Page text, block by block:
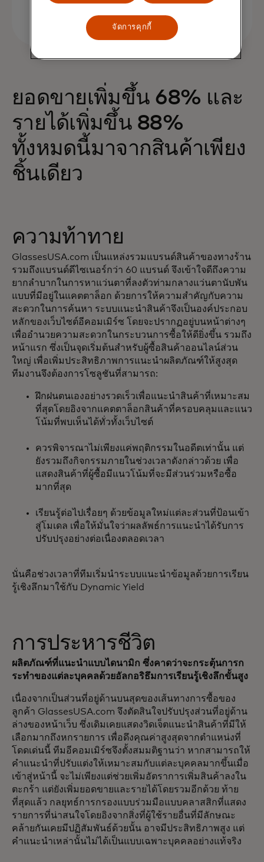
ยอดขายเพิ่มขึ้น 68% และ
รายได้เพิ่มขึ้น 88%
ทั้งหมดนี้มาจากสินค้าเพียง
ชิ้นเดียว
ความท้าทาย
GlassesUSA.com เป็นแหล่งรวมแบรนด์สินค้าของทางร้าน
รวมถึงแบรนด์ดีไซเนอร์กว่า 60 แบรนด์ จึงเข้าใจดีถึงความ
ยากลำบากในการหาแว่นตาที่ลงตัวท่ามกลางแว่นตานับพัน
แบบที่มีอยู่ในแคตตาล็อก ด้วยการให้ความสำคัญกับความ
สะดวกในการค้นหา ระบบแนะนำสินค้าจึงเป็นองค์ประกอบ
หลักของเว็บไซต์อีคอมเมิร์ซ โดยจะปรากฏอยู่บนหน้าต่างๆ
เพื่ออำนวยความสะดวกในกระบวนการซื้อให้ดียิ่งขึ้น รวมถึง
หน้าแรก ซึ่งเป็นจุดเริ่มต้นสำหรับผู้ซื้อสินค้าออนไลน์ส่วน
ใหญ่ เพื่อเพิ่มประสิทธิภาพการแนะนำผลิตภัณฑ์ให้สูงสุด
ทีมงานจึงต้องการโซลูชันที่สามารถ:
ฝึกฝนตนเองอย่างรวดเร็วเพื่อแนะนำสินค้าที่เหมาะสม
ที่สุดโดยอิงจากแคตตาล็อกสินค้าที่ครอบคลุมและแนว
โน้มที่พบเห็นได้ทั่วทั้งเว็บไซต์
ควรพิจารณาไม่เพียงแค่พฤติกรรมในอดีตเท่านั้น แต่
ยังรวมถึงกิจกรรมภายในช่วงเวลาดังกล่าวด้วย เพื่อ
แสดงสินค้าที่ผู้ซื้อมีแนวโน้มที่จะมีส่วนร่วมหรือซื้อ
มากที่สุด
เรียนรู้ต่อไปเรื่อยๆ ด้วยข้อมูลใหม่แต่ละส่วนที่ป้อนเข้า
สู่โมเดล เพื่อให้มั่นใจว่าผลลัพธ์การแนะนำได้รับการ
ปรับปรุงอย่างต่อเนื่องตลอดเวลา
นั่นคือช่วงเวลาที่ทีมเริ่มนำระบบแนะนำข้อมูลด้วยการเรียน
รู้เชิงลึกมาใช้กับ Dynamic Yield
การประหารชีวิต
ผลิตภัณฑ์ที่แนะนำแบบไดนามิก ซึ่งคาดว่าจะกระตุ้นการก
ระทำของแต่ละบุคคลด้วยอัลกอริธึมการเรียนรู้เชิงลึกขั้นสูง
เนื่องจากเป็นส่วนที่อยู่ด้านบนสุดของเส้นทางการซื้อของ
ลูกค้า GlassesUSA.com จึงตัดสินใจปรับปรุงส่วนที่อยู่ด้าน
ล่างของหน้าเว็บ ซึ่งเดิมเคยแสดงวิดเจ็ตแนะนำสินค้าที่มีให้
เลือกมากถึงหกรายการ เพื่อดึงคุณค่าสูงสุดจากตำแหน่งที่
โดดเด่นนี้ ทีมอีคอมเมิร์ซจึงตั้งสมมติฐานว่า หากสามารถให้
คำแนะนำที่ปรับแต่งให้เหมาะสมกับแต่ละบุคคลมากขึ้นเมื่อ
เข้าสู่หน้านี้ จะไม่เพียงแต่ช่วยเพิ่มอัตราการเพิ่มสินค้าลงใน
ตะกร้า แต่ยังเพิ่มยอดขายและรายได้โดยรวมอีกด้วย ท้าย
ที่สุดแล้ว กลยุทธ์การกรองแบบร่วมมือแบบคลาสสิกที่แสดง
รายการที่น่าสนใจโดยอิงจากสิ่งที่ผู้ใช้รายอื่นที่มีลักษณะ
คล้ายกันเคยมีปฏิสัมพันธ์ด้วยนั้น อาจมีประสิทธิภาพสูง แต่
คำแนะนำเหล่านั้นไม่ได้เป็นแบบเฉพาะบุคคลอย่างแท้จริง
จัดการคุกกี้